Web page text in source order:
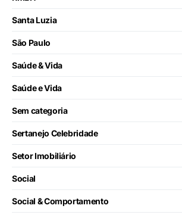
Santa Luzia
São Paulo
Saúde & Vida
Saúde e Vida
Sem categoria
Sertanejo Celebridade
Setor Imobiliário
Social
Social & Comportamento